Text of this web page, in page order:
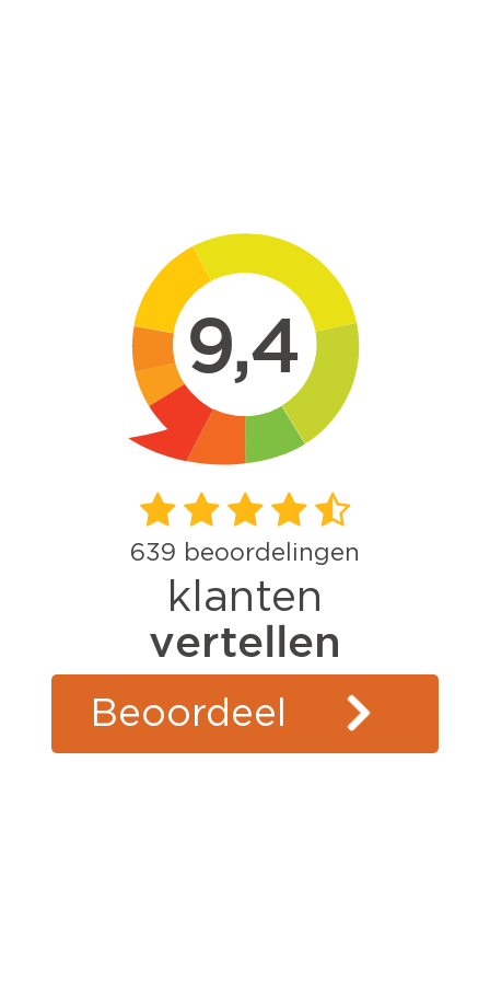
9,4
639 beoordelingen
klanten
vertellen
Beoordeel